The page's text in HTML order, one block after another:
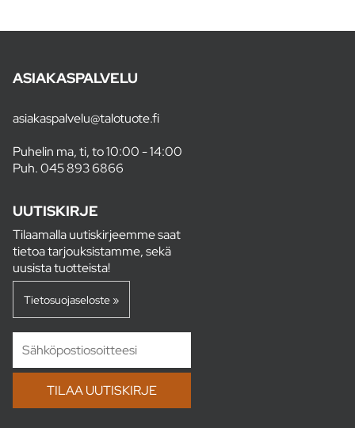
ASIAKASPALVELU
asiakaspalvelu@talotuote.fi
Puhelin ma, ti, to 10:00 - 14:00
Puh.045 893 6866
UUTISKIRJE
Tilaamalla uutiskirjeemme saat
tietoa tarjouksistamme, sekä
uusista tuotteista!
Tietosuojaseloste »